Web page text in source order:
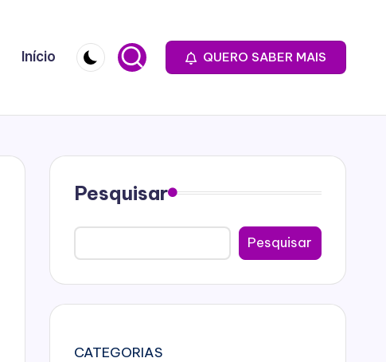
Início QUERO SABER MAIS
Pesquisar
Pesquisar
CATEGORIAS